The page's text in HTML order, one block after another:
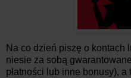
Na co dzień piszę o kontach
niesie za sobą
płatności lub inne bonusy),